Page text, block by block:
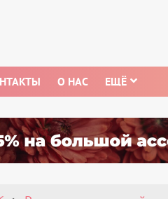
О НАС ЕЩЁ